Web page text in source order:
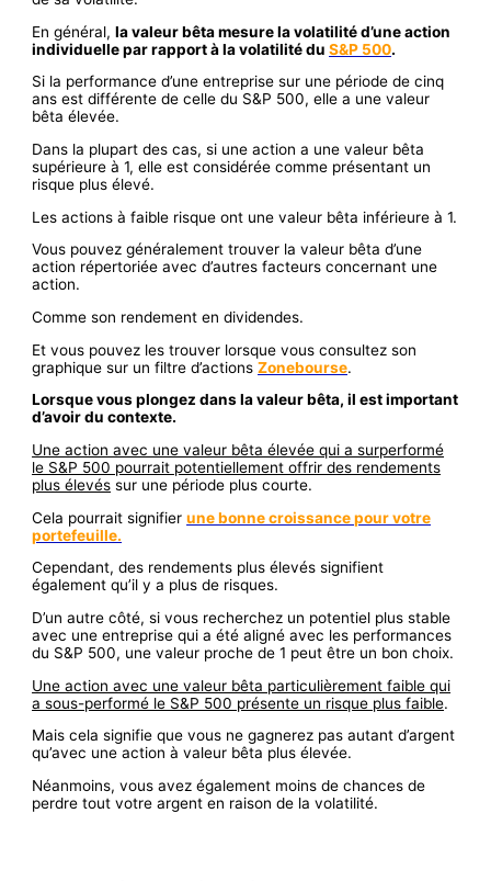
En général,la valeur bêta mesure la volatilité d’une action
individuelle par rapport à la volatilité duS&P 500.
Si la performance d’une entreprise sur une période de cinq
ans est différente de celle du S&P 500, elle a une valeur
bêta élevée.
Dans la plupart des cas, si une action a une valeur bêta
supérieure à 1, elle est considérée comme présentant un
risque plus élevé.
Les actions à faible risque ont une valeur bêta inférieure à 1.
Vous pouvez généralement trouver la valeur bêta d’une
action répertoriée avec d’autres facteurs concernant une
action.
Comme son rendement en dividendes.
Et vous pouvez les trouver lorsque vous consultez son
graphique sur un filtre d’actionsZonebourse.
Lorsque vous plongez dans la valeur bêta, il est important
d’avoir du contexte.
Une action avec une valeur bêta élevée qui a surperformé
le S&P 500 pourrait potentiellement offrir des rendements
plus élevés sur une période plus courte.
Cela pourrait signifierune bonne croissance pour votre
portefeuille.
Cependant, des rendements plus élevés signifient
également qu’il y a plus de risques.
D’un autre côté, si vous recherchez un potentiel plus stable
avec une entreprise qui a été aligné avec les performances
du S&P 500, une valeur proche de 1 peut être un bon choix.
Une action avec une valeur bêta particulièrement faible qui
a sous-performé le S&P 500 présente un risque plus faible.
Mais cela signifie que vous ne gagnerez pas autant d’argent
qu’avec une action à valeur bêta plus élevée.
Néanmoins, vous avez également moins de chances de
perdre tout votre argent en raison de la volatilité.